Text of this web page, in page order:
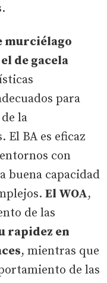
murciélago
de gacela
para
la
BA es eficaz
con
buena capacidad
El WOA,
de las
rapidez en
, mientras que
de las